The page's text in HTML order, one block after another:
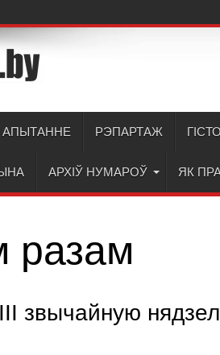
АПЫТАННЕ РЭПАРТАЖ
АРХІЎ НУМАРОЎ ЯК
разам
звычайную